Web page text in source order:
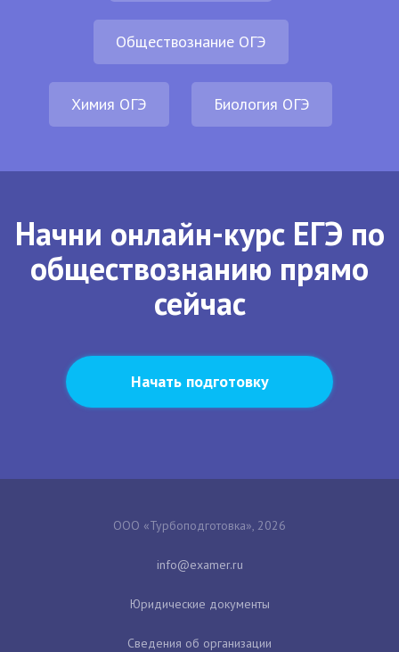
Обществознание ОГЭ
Химия ОГЭ Биология ОГЭ
Начни онлайн-курс ЕГЭ по
обществознанию прямо
сейчас
Начать подготовку
ООО «Турбоподготовка», 2026
Юридические документы
Сведения об организации